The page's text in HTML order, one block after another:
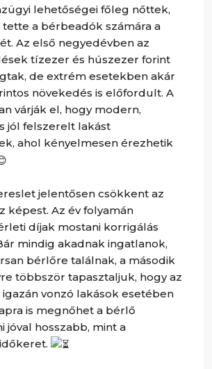
lehetőségei főleg nőttek,
a bérbeadók számára a
Az első negyedévben az
tízezer és húszezer forint
de extrém esetekben akár
növekedés is előfordult. A
várják el, hogy modern,
jól felszerelt lakást
ahol kényelmesen érezhetik
jelentősen csökkent az
képest. Az év folyamán
díjak mostani korrigálás
mindig akadnak ingatlanok,
bérlőre találnak, a második
többször tapasztaljuk, hogy az
vonzó lakások esetében
is megnőhet a bérlő
jóval hosszabb, mint a